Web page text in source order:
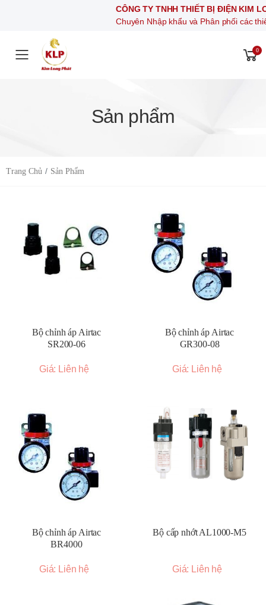
CÔNG TY TNHH THIẾT BỊ ĐIỆN KIM LONG PHÁT
Chuyên Nhập khẩu và Phân phối các thiết bị khí
Toggle mobile menu
0
Sản phẩm
Trang Chủ Sản Phẩm
Bộ chỉnh áp Airtac
SR200-06
Giá: Liên hệ
Bộ chỉnh áp Airtac
GR300-08
Giá: Liên hệ
Bộ chỉnh áp Airtac
BR4000
Giá: Liên hệ
Bộ cấp nhớt AL1000-M5
Giá: Liên hệ